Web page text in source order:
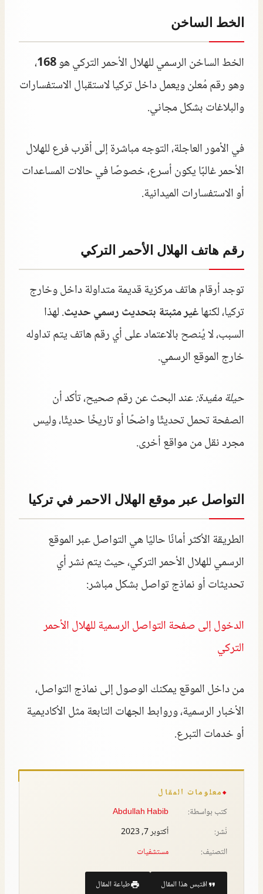
الخط الساخن
الخط الساخن الرسمي للهلال الأحمر التركي هو168،
وهو رقم مُعلن ويعمل داخل تركيا لاستقبال الاستفسارات
والبلاغات بشكل مجاني.
في الأمور العاجلة، التوجه مباشرة إلى أقرب فرع للهلال
الأحمر غالبًا يكون أسرع، خصوصًا في حالات المساعدات
أو الاستفسارات الميدانية.
رقم هاتف الهلال الأحمر التركي
توجد أرقام هاتف مركزية قديمة متداولة داخل وخارج
تركيا، لكنهاغير مثبتة بتحديث رسمي حديث. لهذا
السبب، لا يُنصح بالاعتماد على أي رقم هاتف يتم تداوله
خارج الموقع الرسمي.
حيلة مفيدة:عند البحث عن رقم صحيح، تأكد أن
الصفحة تحمل تحديثًا واضحًا أو تاريخًا حديثًا، وليس
مجرد نقل من مواقع أخرى.
التواصل عبر موقع الهلال الاحمر في تركيا
الطريقة الأكثر أمانًا حاليًا هي التواصل عبر الموقع
الرسمي للهلال الأحمر التركي، حيث يتم نشر أي
تحديثات أو نماذج تواصل بشكل مباشر:
الدخول إلى صفحة التواصل الرسمية للهلال الأحمر
التركي
من داخل الموقع يمكنك الوصول إلى نماذج التواصل،
الأخبار الرسمية، وروابط الجهات التابعة مثل الأكاديمية
أو خدمات التبرع.
معلومات المقال
كتب بواسطة:
Abdullah Habib
نُشر:
أكتوبر 7, 2023
التصنيف:
مستشفيات
اقتبس هذا المقال طباعة المقال